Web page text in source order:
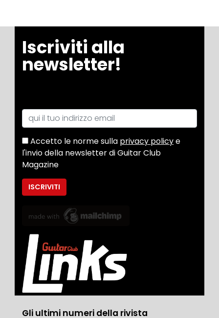
Iscriviti alla
newsletter!
Accetto le norme sulla privacy policye
l'invio della newsletter di Guitar Club
Magazine
Gli ultimi numeri della rivista